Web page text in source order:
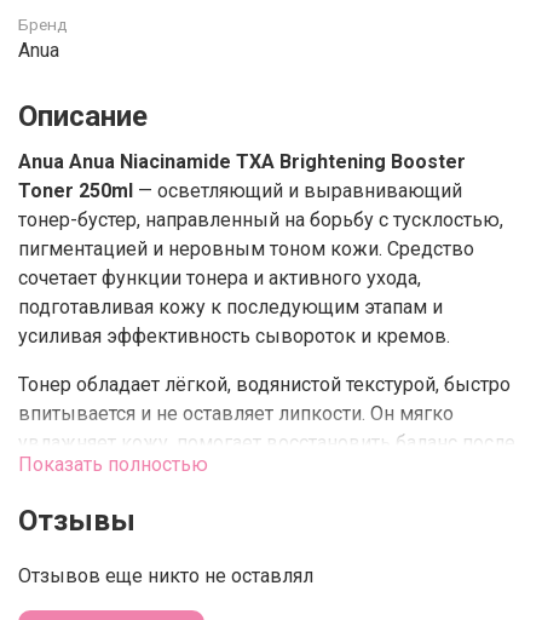
Бренд
Anua
Описание
Anua Anua Niacinamide TXA Brightening Booster
Toner 250ml — осветляющий и выравнивающий
тонер-бустер, направленный на борьбу с тусклостью,
пигментацией и неровным тоном кожи. Средство
сочетает функции тонера и активного ухода,
подготавливая кожу к последующим этапам и
усиливая эффективность сывороток и кремов.
Тонер обладает лёгкой, водянистой текстурой, быстро
впитывается и не оставляет липкости. Он мягко
увлажняет кожу, помогает восстановить баланс после
очищения и делает кожу более гладкой, свежей и
подходит даже для чувствительной кожи, склонной к
раздражениям и поствоспалительным пятнам.
Показать полностью
Отзывы
Отзывов еще никто не оставлял